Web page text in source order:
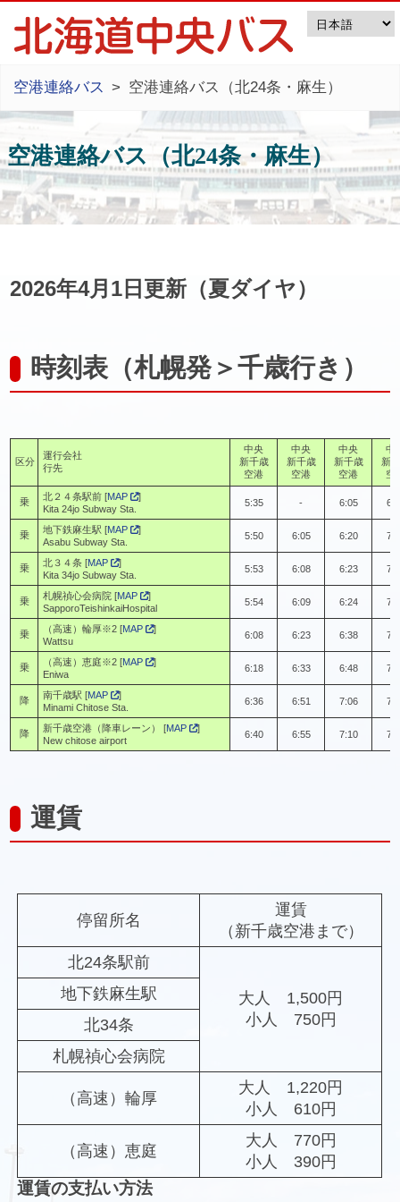
空港連絡バス 空港連絡バス（北24条・麻生）
空港連絡バス（北24条・麻生）
2026年4月1日更新（夏ダイヤ）
時刻表（札幌発＞千歳行き）
区分
運行会社
行先
中央
新千歳
空港
中央
新千歳
空港
中央
新千歳
空港
中
新
空
乗 北２４条駅前 [MAP
]
Kita 24jo Subway Sta.
5:35 - 6:05
乗 地下鉄麻生駅 [MAP
]
Asabu Subway Sta.
5:50 6:05 6:20
乗 北３４条 [MAP
]
Kita 34jo Subway Sta.
5:53 6:08 6:23
乗 札幌禎心会病院 [MAP
]
SapporoTeishinkaiHospital
5:54 6:09 6:24
乗 （高速）輪厚※2 [MAP
]
Wattsu
6:08 6:23 6:38
乗 （高速）恵庭※2 [MAP
]
Eniwa
6:18 6:33 6:48
降 南千歳駅 [MAP
]
Minami Chitose Sta.
6:36 6:51 7:06
降 新千歳空港（降車レーン） [MAP
]
New chitose airport
6:40 6:55 7:10
運賃
停留所名
運賃
（新千歳空港まで）
北24条駅前
大人 1,500円
小人 750円
地下鉄麻生駅
北34条
札幌禎心会病院
（高速）輪厚
大人 1,220円
小人 610円
（高速）恵庭
大人 770円
小人 390円
運賃の支払い方法